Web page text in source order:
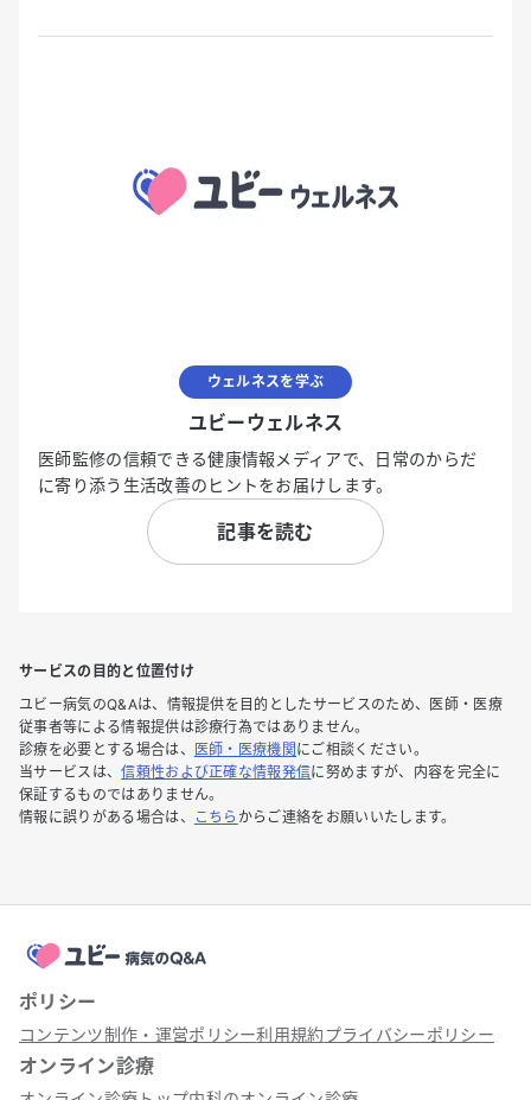
ウェルネスを学ぶ
ユビーウェルネス
医師監修の信頼できる健康情報メディアで、日常のからだ
に寄り添う生活改善のヒントをお届けします。
記事を読む
サービスの目的と位置付け
ユビー病気のQ&Aは、情報提供を目的としたサービスのため、医師・医療
従事者等による情報提供は診療行為ではありません。
診療を必要とする場合は、
医師・医療機関 にご相談ください。
当サービスは、信頼性および正確な情報発信に努めますが、内容を完全に
保証するものではありません。
情報に誤りがある場合は、
こちら からご連絡をお願いいたします。
ポリシー
コンテンツ制作・運営ポリシー利用規約プライバシーポリシー
オンライン診療